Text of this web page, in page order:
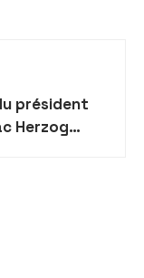
président
Herzog